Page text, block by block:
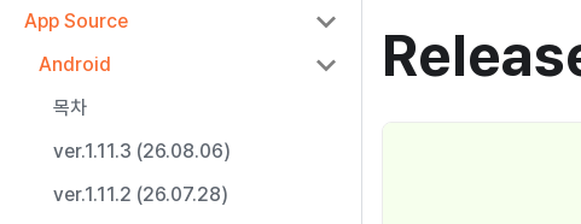
App Source
Android
목차
ver.1.11.3 (26.08.06)
ver.1.11.2 (26.07.28)